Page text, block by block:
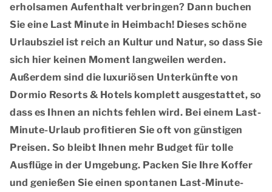
erholsamen Aufenthalt verbringen? Dann buchen
Sie eine Last Minute in Heimbach! Dieses schöne
Urlaubsziel ist reich an Kultur und Natur, so dass Sie
sich hier keinen Moment langweilen werden.
Außerdem sind die luxuriösen Unterkünfte von
Dormio Resorts & Hotels komplett ausgestattet, so
dass es Ihnen an nichts fehlen wird. Bei einem Last-
Minute-Urlaub profitieren Sie oft von günstigen
Preisen. So bleibt Ihnen mehr Budget für tolle
Ausflüge in der Umgebung. Packen Sie Ihre Koffer
und genießen Sie einen spontanen Last-Minute-